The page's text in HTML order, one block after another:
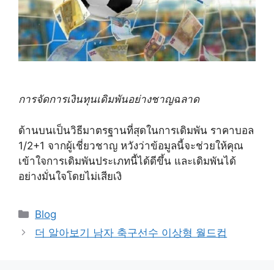
การจัดการเงินทุนเดิมพันอย่างชาญฉลาด
ด้านบนเป็นวิธีมาตรฐานที่สุดในการเดิมพัน ราคาบอล
1/2+1 จากผู้เชี่ยวชาญ หวังว่าข้อมูลนี้จะช่วยให้คุณ
เข้าใจการเดิมพันประเภทนี้ได้ดีขึ้น และเดิมพันได้
อย่างมั่นใจโดยไม่เสียเงิ
Categories
Blog
더 알아보기 남자 축구선수 이상형 월드컵